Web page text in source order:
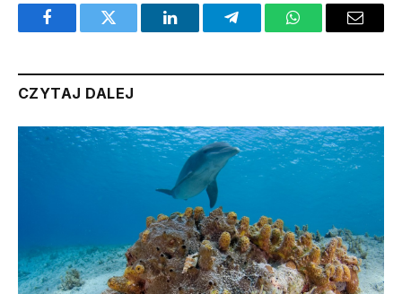
FacebookTwitter LinkedInTelegramWhatsAppEmail
CZYTAJ DALEJ